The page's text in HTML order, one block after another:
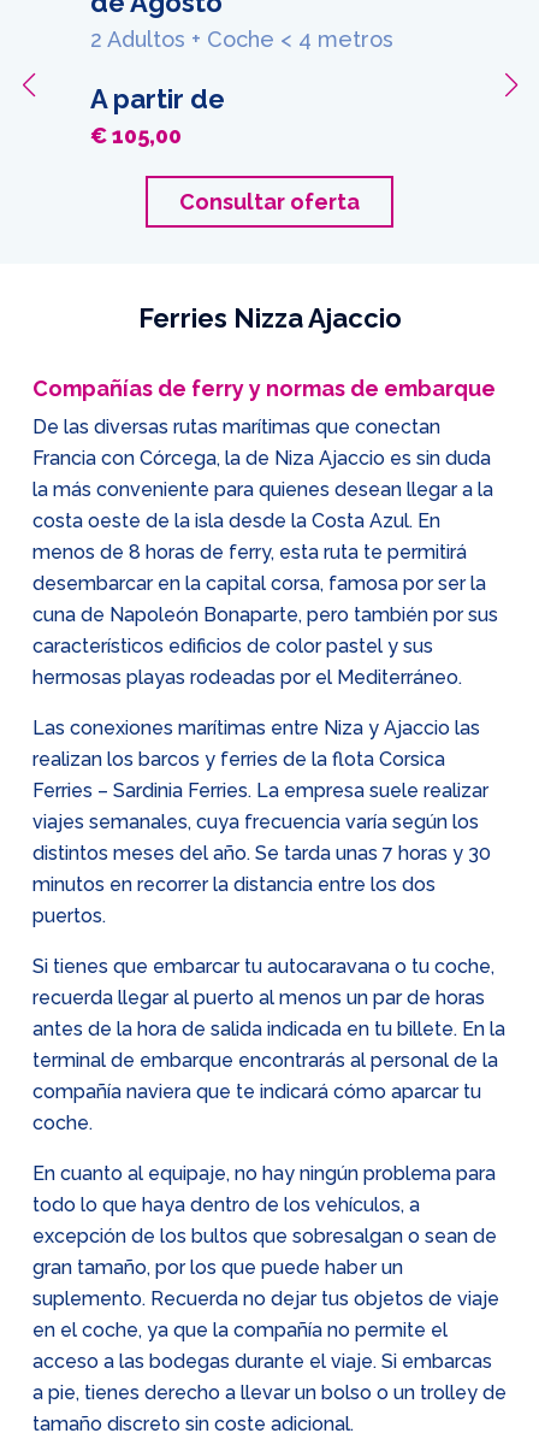
2 Adultos + Coche < 4 metros
A partir de
€ 105,00
Consultar oferta
Ferries Nizza Ajaccio
Compañías de ferry y normas de embarque
De las diversas rutas marítimas que conectan
Francia con Córcega, la de Niza Ajaccio es sin duda
la más conveniente para quienes desean llegar a la
costa oeste de la isla desde la Costa Azul. En
menos de 8 horas de ferry, esta ruta te permitirá
desembarcar en la capital corsa, famosa por ser la
cuna de Napoleón Bonaparte, pero también por sus
característicos edificios de color pastel y sus
hermosas playas rodeadas por el Mediterráneo.
Las conexiones marítimas entre Niza y Ajaccio las
realizan los barcos y ferries de la flota Corsica
Ferries – Sardinia Ferries. La empresa suele realizar
viajes semanales, cuya frecuencia varía según los
distintos meses del año. Se tarda unas 7 horas y 30
minutos en recorrer la distancia entre los dos
puertos.
Si tienes que embarcar tu autocaravana o tu coche,
recuerda llegar al puerto al menos un par de horas
antes de la hora de salida indicada en tu billete. En la
terminal de embarque encontrarás al personal de la
compañía naviera que te indicará cómo aparcar tu
coche.
En cuanto al equipaje, no hay ningún problema para
todo lo que haya dentro de los vehículos, a
excepción de los bultos que sobresalgan o sean de
gran tamaño, por los que puede haber un
suplemento. Recuerda no dejar tus objetos de viaje
en el coche, ya que la compañía no permite el
acceso a las bodegas durante el viaje. Si embarcas
a pie, tienes derecho a llevar un bolso o un trolley de
tamaño discreto sin coste adicional.